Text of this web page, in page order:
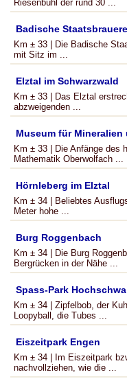
Riesenbühl der rund 30 ...
Badische
Km ± 33 | Die Badische
mit Sitz im ...
Elztal im Schwarzwald
Km ± 33 | Das Elztal
abzweigenden ...
Museum für
Km ± 33 | Die Anfänge des
Mathematik Oberwolfach ...
Hörnleberg im Elztal
Km ± 34 | Beliebtes
Meter hohe ...
Burg Roggenbach
Km ± 34 | Die Burg
Bergrücken in der Nähe ...
Spass-Park
Km ± 34 | Zipfelbob, der
Loopyball, die Tubes ...
Eiszeitpark Engen
Km ± 34 | Im Eiszeitpark
nachvollziehen, wie die ...